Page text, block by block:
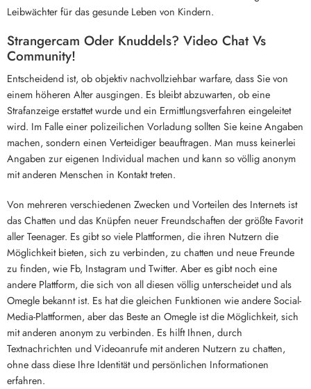
Leibwächter für das gesunde Leben von Kindern.
Strangercam Oder Knuddels? Video Chat Vs
Community!
Entscheidend ist, ob objektiv nachvollziehbar warfare, dass Sie von
einem höheren Alter ausgingen. Es bleibt abzuwarten, ob eine
Strafanzeige erstattet wurde und ein Ermittlungsverfahren eingeleitet
wird. Im Falle einer polizeilichen Vorladung sollten Sie keine Angaben
machen, sondern einen Verteidiger beauftragen. Man muss keinerlei
Angaben zur eigenen Individual machen und kann so völlig anonym
mit anderen Menschen in Kontakt treten.
Von mehreren verschiedenen Zwecken und Vorteilen des Internets ist
das Chatten und das Knüpfen neuer Freundschaften der größte Favorit
aller Teenager. Es gibt so viele Plattformen, die ihren Nutzern die
Möglichkeit bieten, sich zu verbinden, zu chatten und neue Freunde
zu finden, wie Fb, Instagram und Twitter. Aber es gibt noch eine
andere Plattform, die sich von all diesen völlig unterscheidet und als
Omegle bekannt ist. Es hat die gleichen Funktionen wie andere Social-
Media-Plattformen, aber das Beste an Omegle ist die Möglichkeit, sich
mit anderen anonym zu verbinden. Es hilft Ihnen, durch
Textnachrichten und Videoanrufe mit anderen Nutzern zu chatten,
ohne dass diese Ihre Identität und persönlichen Informationen
erfahren.